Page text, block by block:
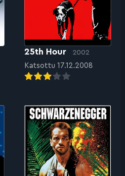
25th Hour 2002
Katsottu 17.12.2008